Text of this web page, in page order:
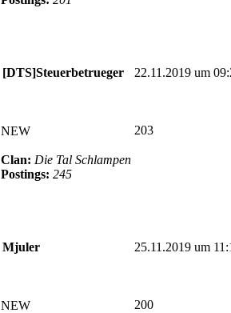
[DTS]Steuerbetrueger 22.11.2019 um
NEW
Clan: Die Tal Schlampen
Postings: 245
203
Mjuler 25.11.2019 um
NEW 200